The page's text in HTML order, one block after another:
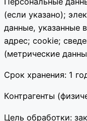
(если указано);
данные, указанные
адрес; cookie;
(метрические
Срок хранения: 1
Контрагенты
Цель обработки: